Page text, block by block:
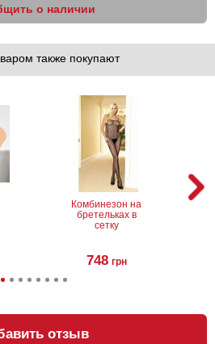
о наличии
также покупают
Комбинезон на
бретельках в
сетку
748 грн
отзыв